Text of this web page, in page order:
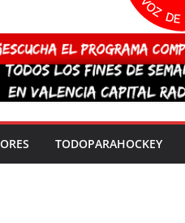
España sub20
del mundo
vez!
TODOPARAHOCKEY